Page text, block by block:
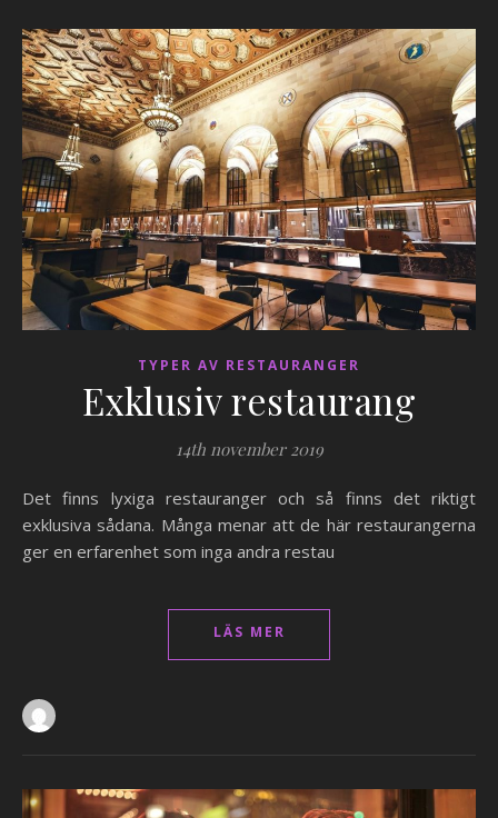
TYPER AV RESTAURANGER
Exklusiv restaurang
14th november 2019
Det finns lyxiga restauranger och så finns det riktigt
exklusiva sådana. Många menar att de här restaurangerna
ger en erfarenhet som inga andra restau